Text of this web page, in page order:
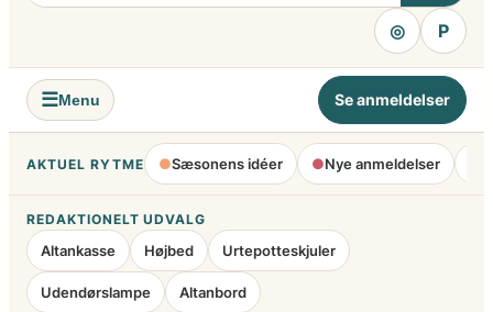
◎ P
☰Menu Se anmeldelser
AKTUEL RYTME ●Sæsonens idéer ●Nye anmeldelser
REDAKTIONELT UDVALG
Altankasse Højbed Urtepotteskjuler
Udendørslampe
Altanbord